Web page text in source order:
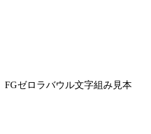
FGゼロラバウル文字組み見本